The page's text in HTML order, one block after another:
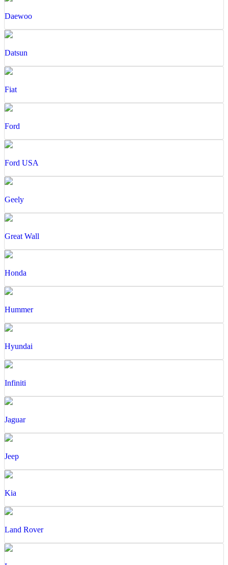
Daewoo
Datsun
Fiat
Ford
Ford USA
Geely
Great Wall
Honda
Hummer
Hyundai
Infiniti
Jaguar
Jeep
Kia
Land Rover